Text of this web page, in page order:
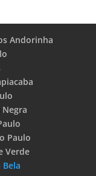
Andorinha
Paulo
Verde